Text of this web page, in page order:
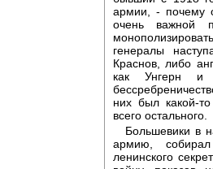
армии, - почему
очень важной
генералы
Краснов, либо
как Унгерн и
них был какой-
всего остального.
Большевики в
армию,
ленинского